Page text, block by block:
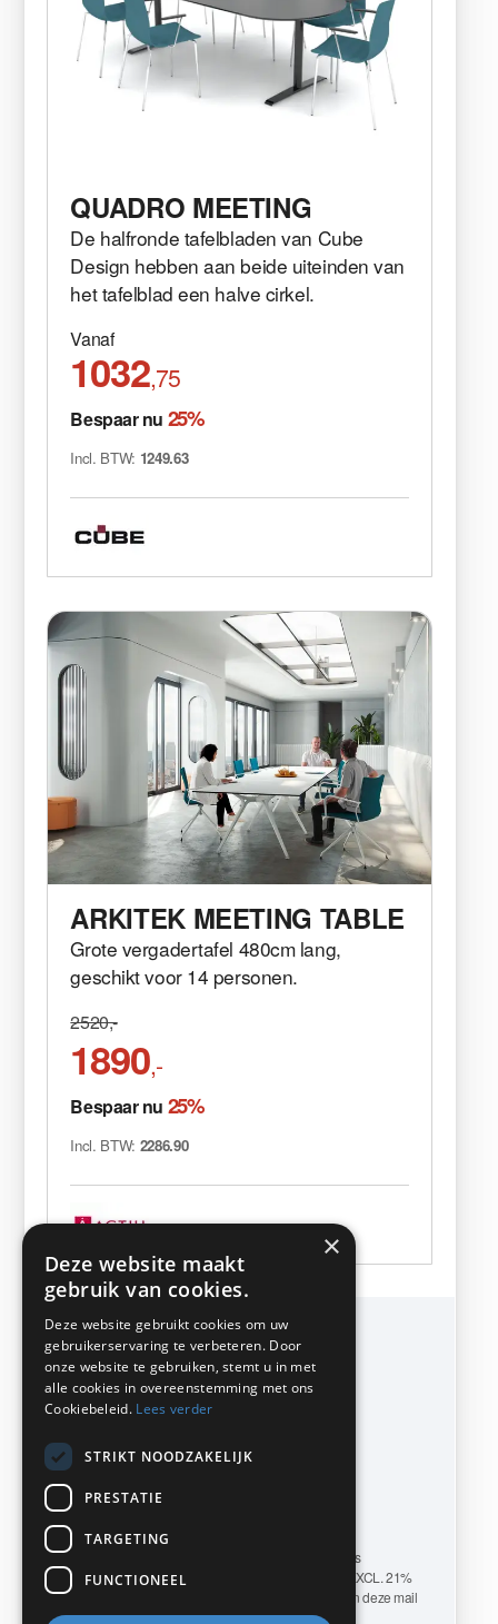
QUADRO MEETING
De halfronde tafelbladen van Cube
Design hebben aan beide uiteinden van
het tafelblad een halve cirkel.
Vanaf
1032,75
Bespaar nu 25%
Incl. BTW: 1249.63
ARKITEK MEETING TABLE
Grote vergadertafel 480cm lang,
geschikt voor 14 personen.
2520,-
1890,-
Bespaar nu 25%
Incl. BTW: 2286.90
KMP Kantoormeubilair
Airport Business Park
Frankfurtstraat 29-31
1175 RH Lijnden
info@kmpkantoormeubilair.nl
www.kmpkantoormeubilair.nl
KMP Kantoormeubilair levert zowel aan BEDRIJVEN als
PARTICULIEREN. ALLE GENOEMDE PRIJZEN ZIJN EXCL. 21%
B.T.W. Transport-en/of montagekosten op aanvraag. Aan deze mail
kunnen geen rechten worden ontleend.
×
Deze website maakt
gebruik van cookies.
Deze website gebruikt cookies om uw
gebruikerservaring te verbeteren. Door
onze website te gebruiken, stemt u in met
alle cookies in overeenstemming met ons
Cookiebeleid. Lees verder
STRIKT NOODZAKELIJK
PRESTATIE
TARGETING
FUNCTIONEEL